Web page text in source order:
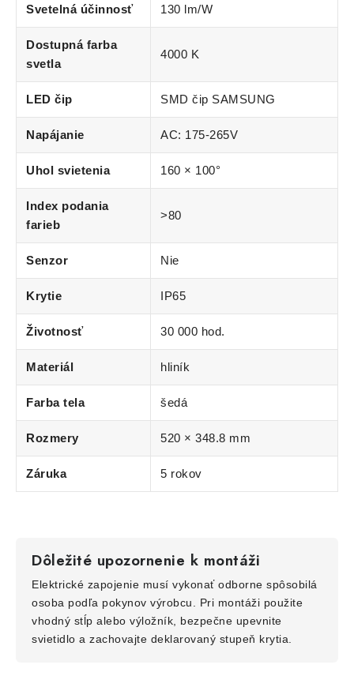
Svetelná účinnosť 130 lm/W
Dostupná farba
svetla
4000 K
LED čip SMD čip SAMSUNG
Napájanie AC: 175-265V
Uhol svietenia 160 × 100°
Index podania
farieb
>80
Senzor Nie
Krytie IP65
Životnosť 30 000 hod.
Materiál hliník
Farba tela šedá
Rozmery 520 × 348.8 mm
Záruka 5 rokov
Dôležité upozornenie k montáži
Elektrické zapojenie musí vykonať odborne spôsobilá
osoba podľa pokynov výrobcu. Pri montáži použite
vhodný stĺp alebo výložník, bezpečne upevnite
svietidlo a zachovajte deklarovaný stupeň krytia.